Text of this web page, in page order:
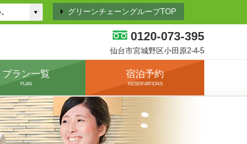
グリーンチェーングループTOP
0120-073-395
仙台市宮城野区小田原2-4-5
プラン一覧
PLAN
宿泊予約
RESERVATIONS